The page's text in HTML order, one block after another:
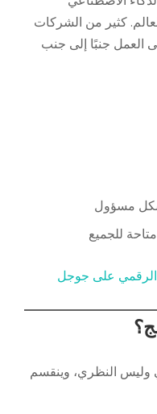
كثير من الشركات
العمل جنبًا إلى جنب
للجميع
على جوجل
وليس النظري، وينقسم